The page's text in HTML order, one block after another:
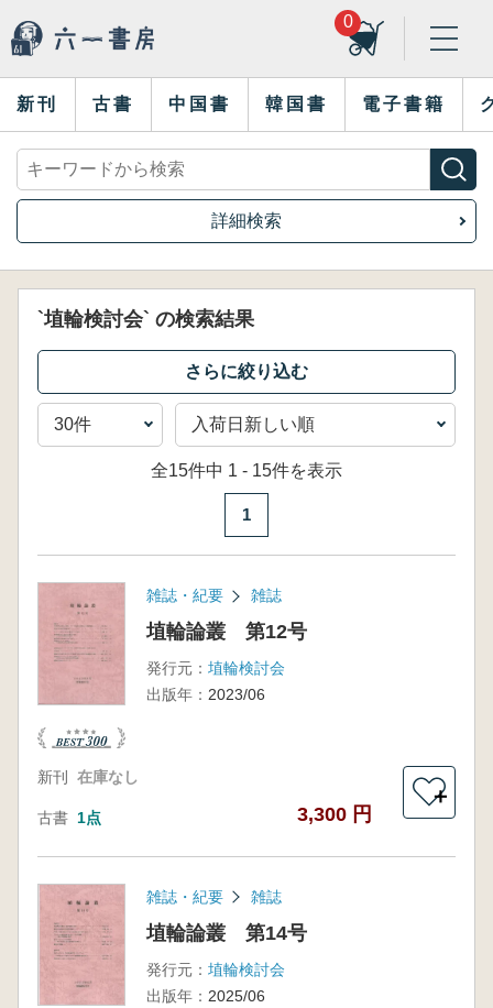
0
新刊 古書 中国書 韓国書 電子書籍
詳細検索
`埴輪検討会` の検索結果
全15件中 1 - 15件を表示
1
雑誌・紀要 雑誌
埴輪論叢 第12号
発行元： 埴輪検討会
出版年： 2023/06
新刊 在庫なし
古書 1点 3,300 円
＋
雑誌・紀要 雑誌
埴輪論叢 第14号
発行元： 埴輪検討会
出版年： 2025/06